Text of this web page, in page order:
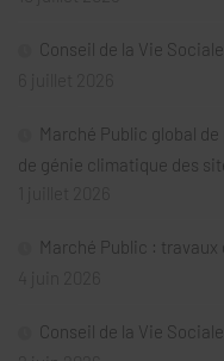
Conseil de la Vie
Marché Public global
de génie climatique des
Marché Public :
Conseil de la Vie